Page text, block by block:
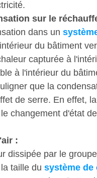
sur le
dans un
du bâtiment
capturée à
à l'intérieur du
que la
de serre. En effet,
changement d'état
:
dissipée par le
taille du système